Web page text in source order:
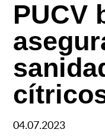
PUCV
04.07.2023